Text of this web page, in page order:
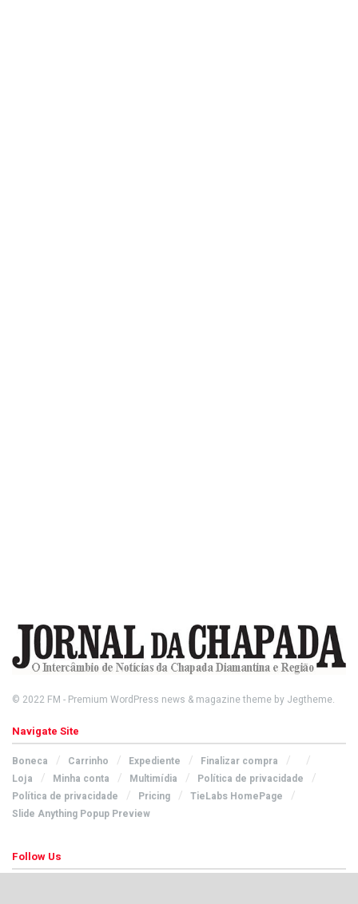
© 2022 FM - Premium WordPress news & magazine theme by Jegtheme.
Navigate Site
Boneca Carrinho Expediente
Finalizar compra
Loja
Minha conta Multimídia
Política de privacidade
Política de privacidade
Pricing
TieLabs HomePage
Slide Anything Popup Preview
Follow Us